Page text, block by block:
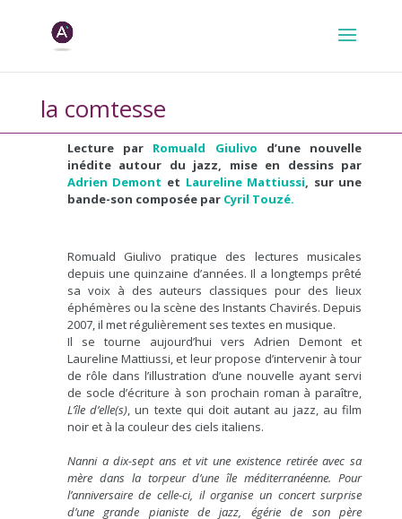
la comtesse
Lecture par Romuald Giulivo d’une nouvelle
inédite autour du jazz, mise en dessins par
Adrien Demont et Laureline Mattiussi, sur une
bande-son composée par Cyril Touzé.
Romuald Giulivo pratique des lectures musicales
depuis une quinzaine d’années. Il a longtemps prêté
sa voix à des auteurs classiques pour des lieux
éphémères ou la scène des Instants Chavirés. Depuis
2007, il met régulièrement ses textes en musique.
Il se tourne aujourd’hui vers Adrien Demont et
Laureline Mattiussi, et leur propose d’intervenir à tour
de rôle dans l’illustration d’une nouvelle ayant servi
de socle d’écriture à son prochain roman à paraître,
L’île d’elle(s), un texte qui doit autant au jazz, au film
noir et à la couleur des ciels italiens.
Nanni a dix-sept ans et vit une existence retirée avec sa
mère dans la torpeur d’une île méditerranéenne. Pour
l’anniversaire de celle-ci, il organise un concert surprise
d’une grande pianiste de jazz, égérie de son père